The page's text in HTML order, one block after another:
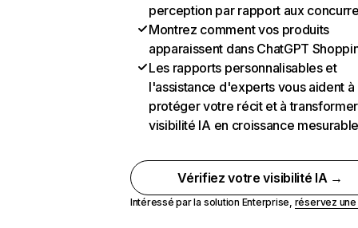
perception par rapport aux
Montrez comment vos produits
apparaissent dans ChatGPT
Les rapports personnalisables et
l'assistance d'experts vous aident à
protéger votre récit et à
visibilité IA en croissance
Vérifiez votre visibilité IA →
Intéressé par la solution Enterprise, réservez